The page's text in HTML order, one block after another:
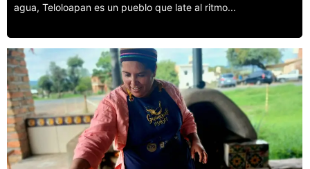
agua, Teloloapan es un pueblo que late al ritmo...